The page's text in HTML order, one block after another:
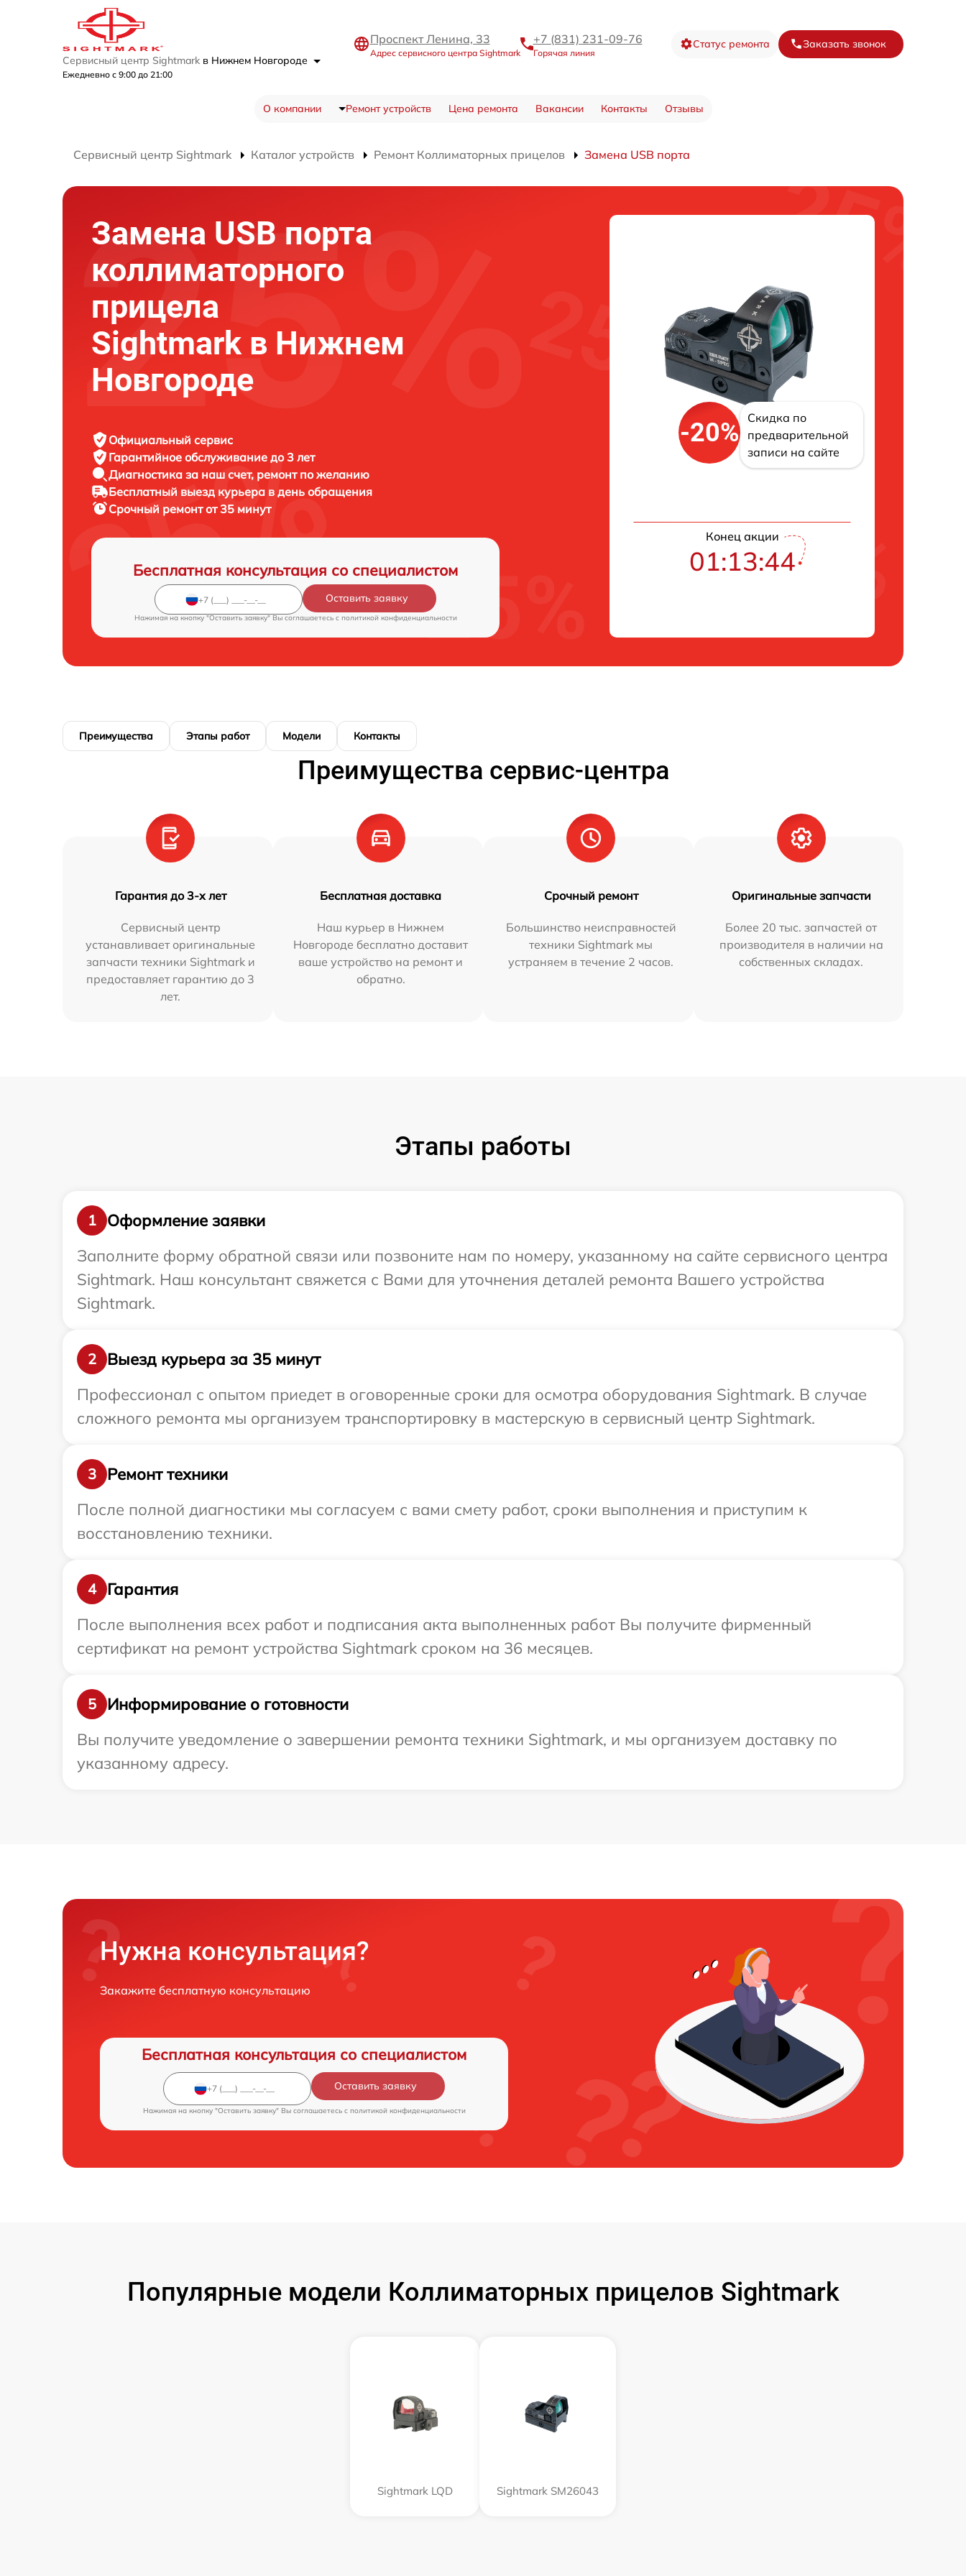
Сервисный центр Sightmark в Нижнем Новгороде
Ежедневно с 9:00 до 21:00
Проспект Ленина, 33
Адрес сервисного центра Sightmark
+7 (831) 231-09-76
Горячая линия
Статус ремонта Заказать звонок
О компании Ремонт устройств Цена ремонта Вакансии Контакты Отзывы
Сервисный центр Sightmark Каталог устройств Ремонт Коллиматорных прицелов Замена USB порта
Замена USB порта
коллиматорного
прицела
Sightmark в Нижнем
Новгороде
Официальный сервис
Гарантийное обслуживание до 3 лет
Диагностика за наш счет, ремонт по желанию
Бесплатный выезд курьера в день обращения
Срочный ремонтот 35 минут
Бесплатная консультация со специалистом
Оставить заявку
Нажимая на кнопку "Оставить заявку" Вы соглашаетесь c политикой конфиденциальности
-20%
Скидка по
предварительной
записи на сайте
Конец акции
01:13:43
Преимущества Этапы работ Модели Контакты
Преимущества сервис-центра
Гарантия до 3-х лет
Сервисный центр
устанавливает оригинальные
запчасти техники Sightmark и
предоставляет гарантию до 3
лет.
Бесплатная доставка
Наш курьер в Нижнем
Новгороде бесплатно доставит
ваше устройство на ремонт и
обратно.
Срочный ремонт
Большинство неисправностей
техники Sightmark мы
устраняем в течение 2 часов.
Оригинальные запчасти
Более 20 тыс. запчастей от
производителя в наличии на
собственных складах.
Этапы работы
1
Оформление заявки
Заполните форму обратной связи или позвоните нам по номеру, указанному на сайте сервисного центра
Sightmark. Наш консультант свяжется с Вами для уточнения деталей ремонта Вашего устройства
Sightmark.
2
Выезд курьера за 35 минут
Профессионал с опытом приедет в оговоренные сроки для осмотра оборудования Sightmark. В случае
сложного ремонта мы организуем транспортировку в мастерскую в сервисный центр Sightmark.
3
Ремонт техники
После полной диагностики мы согласуем с вами смету работ, сроки выполнения и приступим к
восстановлению техники.
4
Гарантия
После выполнения всех работ и подписания акта выполненных работ Вы получите фирменный
сертификат на ремонт устройства Sightmark сроком на 36 месяцев.
5
Информирование о готовности
Вы получите уведомление о завершении ремонта техники Sightmark, и мы организуем доставку по
указанному адресу.
Нужна консультация?
Закажите бесплатную консультацию
Бесплатная консультация со специалистом
Оставить заявку
Нажимая на кнопку "Оставить заявку" Вы соглашаетесь c политикой конфиденциальности
Популярные модели Коллиматорных прицелов Sightmark
Sightmark LQD Sightmark SM26043